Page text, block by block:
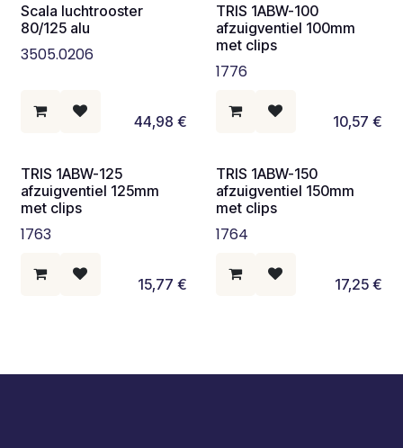
Scala luchtrooster
80/125 alu
3505.0206
44,98 €
TRIS 1ABW-100
afzuigventiel 100mm
met clips
1776
10,57 €
TRIS 1ABW-125
afzuigventiel 125mm
met clips
1763
15,77 €
TRIS 1ABW-150
afzuigventiel 150mm
met clips
1764
17,25€